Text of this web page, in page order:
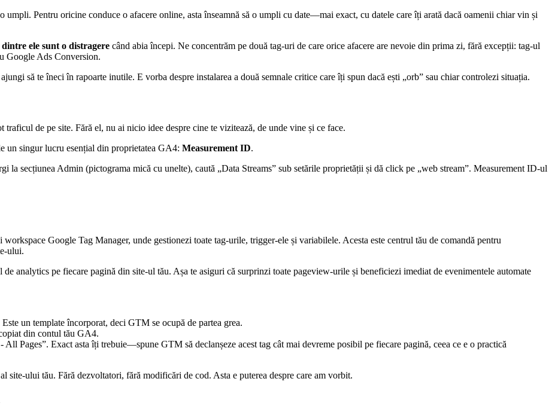
umpli. Pentru oricine conduce o afacere online, asta înseamnă să o umpli cu date—mai exact, cu datele care îți arată dacă oamenii chiar vin și
ele sunt o distragere când abia începi. Ne concentrăm pe două tag-uri de care orice afacere are nevoie din prima zi, fără excepții: tag-ul
Google Ads Conversion.
să te îneci în rapoarte inutile. E vorba despre instalarea a două semnale critice care îți spun dacă ești „orb” sau chiar controlezi situația.
de pe site. Fără el, nu ai nicio idee despre cine te vizitează, de unde vine și ce face.
un singur lucru esențial din proprietatea GA4: Measurement ID.
la secțiunea Admin (pictograma mică cu unelte), caută „Data Streams” sub setările proprietății și dă click pe „web stream”. Measurement ID-ul
Google Tag Manager, unde gestionezi toate tag-urile, trigger-ele și variabilele. Acesta este centrul tău de comandă pentru
ului.
analytics pe fiecare pagină din site-ul tău. Așa te asiguri că surprinzi toate pageview-urile și beneficiezi imediat de evenimentele automate
un template încorporat, deci GTM se ocupă de partea grea.
din contul tău GA4.
Pages”. Exact asta îți trebuie—spune GTM să declanșeze acest tag cât mai devreme posibil pe fiecare pagină, ceea ce e o practică
site-ului tău. Fără dezvoltatori, fără modificări de cod. Asta e puterea despre care am vorbit.